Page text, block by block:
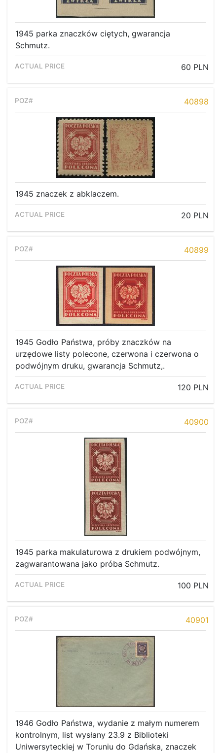
1945 parka znaczków ciętych, gwarancja
Schmutz.
60 PLN
40898
1945 znaczek z abklaczem.
20 PLN
40899
1945 Godło Państwa, próby znaczków na
urzędowe listy polecone, czerwona i czerwona o
podwójnym druku, gwarancja Schmutz,.
120 PLN
40900
1945 parka makulaturowa z drukiem podwójnym,
zagwarantowana jako próba Schmutz.
100 PLN
40901
1946 Godło Państwa, wydanie z małym numerem
kontrolnym, list wysłany 23.9 z Biblioteki
Uniwersyteckiej w Toruniu do Gdańska, znaczek